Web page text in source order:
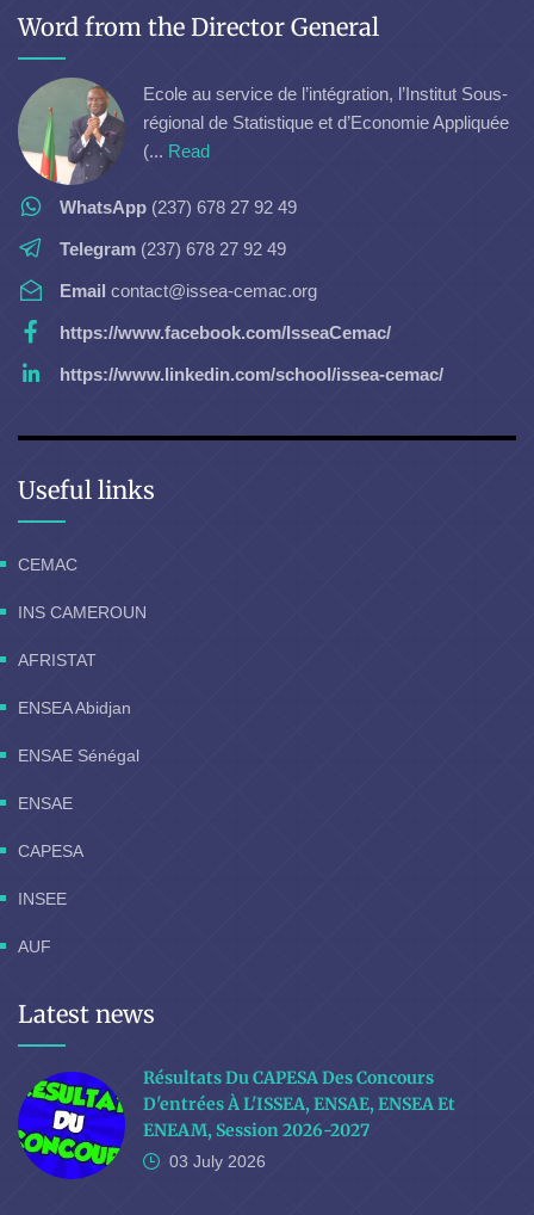
Word from the Director General
Ecole au service de l’intégration, l’Institut Sous-
régional de Statistique et d’Economie Appliquée
(... Read
WhatsApp (237) 678 27 92 49
Telegram (237) 678 27 92 49
Email contact@issea-cemac.org
https://www.facebook.com/IsseaCemac/
https://www.linkedin.com/school/issea-cemac/
Useful links
CEMAC
INS CAMEROUN
AFRISTAT
ENSEA Abidjan
ENSAE Sénégal
ENSAE
CAPESA
INSEE
AUF
Latest news
Résultats Du CAPESA Des Concours
D'entrées À L'ISSEA, ENSAE, ENSEA Et
ENEAM, Session 2026-2027
03 July 2026